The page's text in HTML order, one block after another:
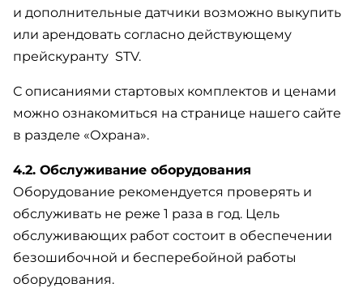
и дополнительные датчики возможно выкупить
или арендовать согласно действующему
прейскуранту STV.
С описаниями стартовых комплектов и ценами
можно ознакомиться на странице нашего сайте
в разделе «Охрана».
4.2. Обслуживание оборудования
Оборудование рекомендуется проверять и
обслуживать не реже 1 раза в год. Цель
обслуживающих работ состоит в обеспечении
безошибочной и бесперебойной работы
оборудования.